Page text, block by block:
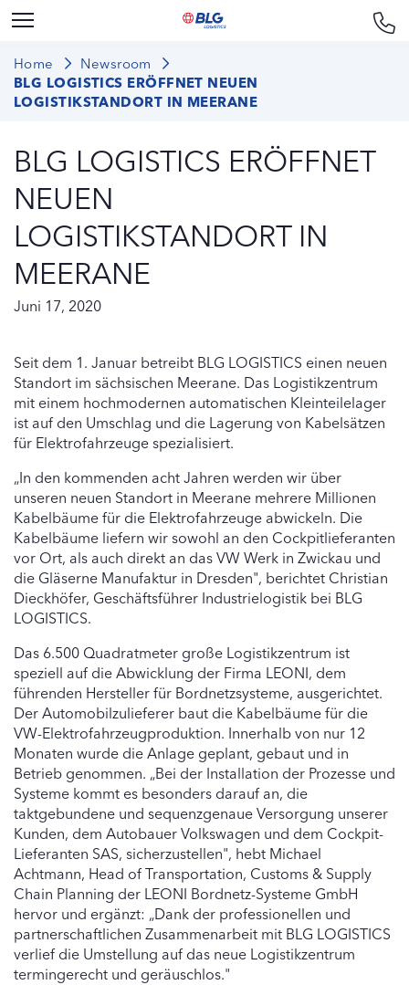
Home
Newsroom
BLG LOGISTICS ERÖFFNET NEUEN
LOGISTIKSTANDORT IN MEERANE
BLG LOGISTICS ERÖFFNET
NEUEN
LOGISTIKSTANDORT IN
MEERANE
Juni 17, 2020
Seit dem 1. Januar betreibt BLG LOGISTICS einen neuen
Standort im sächsischen Meerane. Das Logistikzentrum
mit einem hochmodernen automatischen Kleinteilelager
ist auf den Umschlag und die Lagerung von Kabelsätzen
für Elektrofahrzeuge spezialisiert.
„In den kommenden acht Jahren werden wir über
unseren neuen Standort in Meerane mehrere Millionen
Kabelbäume für die Elektrofahrzeuge abwickeln. Die
Kabelbäume liefern wir sowohl an den Cockpitlieferanten
vor Ort, als auch direkt an das VW Werk in Zwickau und
die Gläserne Manufaktur in Dresden", berichtet Christian
Dieckhöfer, Geschäftsführer Industrielogistik bei BLG
LOGISTICS.
Das 6.500 Quadratmeter große Logistikzentrum ist
speziell auf die Abwicklung der Firma LEONI, dem
führenden Hersteller für Bordnetzsysteme, ausgerichtet.
Der Automobilzulieferer baut die Kabelbäume für die
VW-Elektrofahrzeugproduktion. Innerhalb von nur 12
Monaten wurde die Anlage geplant, gebaut und in
Betrieb genommen. „Bei der Installation der Prozesse und
Systeme kommt es besonders darauf an, die
taktgebundene und sequenzgenaue Versorgung unserer
Kunden, dem Autobauer Volkswagen und dem Cockpit-
Lieferanten SAS, sicherzustellen", hebt Michael
Achtmann, Head of Transportation, Customs & Supply
Chain Planning der LEONI Bordnetz-Systeme GmbH
hervor und ergänzt: „Dank der professionellen und
partnerschaftlichen Zusammenarbeit mit BLG LOGISTICS
verlief die Umstellung auf das neue Logistikzentrum
termingerecht und geräuschlos."